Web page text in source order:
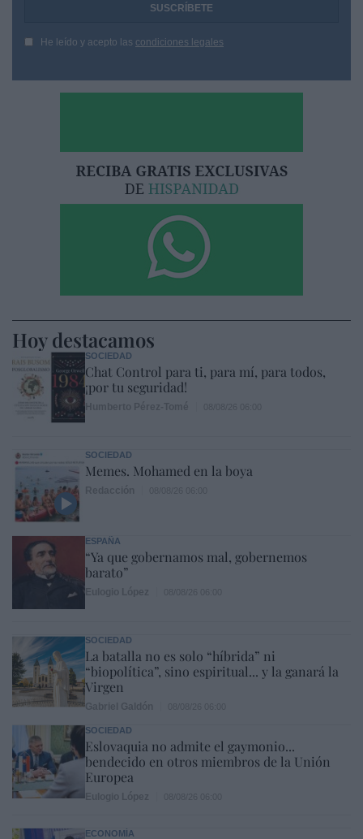
He leído y acepto las condiciones legales
Hoy destacamos
SOCIEDAD
Chat Control para ti, para mí, para todos,
¡por tu seguridad!
SOCIEDAD
Memes. Mohamed en la boya
ESPAÑA
“Ya que gobernamos mal, gobernemos
barato”
SOCIEDAD
La batalla no es solo “híbrida” ni
“biopolítica”, sino espiritual... y la ganará la
Virgen
SOCIEDAD
Eslovaquia no admite el gaymonio...
bendecido en otros miembros de la Unión
Europea
ECONOMÍA